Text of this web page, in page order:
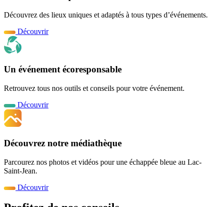
Découvrez des lieux uniques et adaptés à tous types d’événements.
Découvrir
Un événement écoresponsable
Retrouvez tous nos outils et conseils pour votre événement.
Découvrir
Découvrez notre médiathèque
Parcourez nos photos et vidéos pour une échappée bleue au Lac-
Saint-Jean.
Découvrir